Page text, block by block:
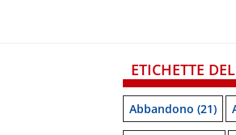
ETICHETTE
Abbandono (21)